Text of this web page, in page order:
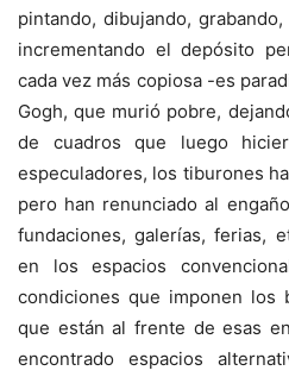
pintando, dibujando,
incrementando el depósito
cada vez más copiosa -es
Gogh, que murió pobre,
de cuadros que luego
especuladores, los tiburones
pero han renunciado al
fundaciones, galerías, ferias,
en los espacios
condiciones que imponen los
que están al frente de esas
encontrado espacios